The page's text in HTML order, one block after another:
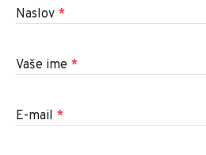
Naslov *
Vaše ime *
E-mail *